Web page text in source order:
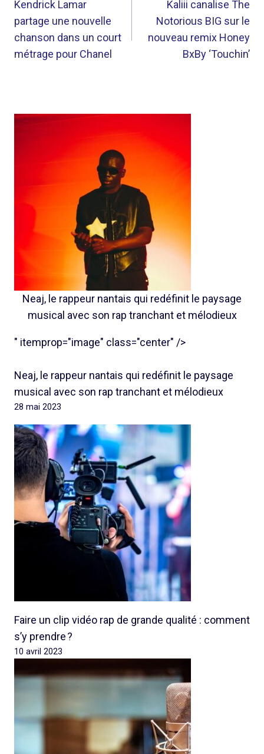
DE
L’ARTICLE
Kendrick Lamar
partage une nouvelle
chanson dans un court
métrage pour Chanel
Kaliii canalise The
Notorious BIG sur le
nouveau remix Honey
BxBy ‘Touchin’
Neaj, le rappeur nantais qui redéfinit le paysage
musical avec son rap tranchant et mélodieux
" itemprop="image" class="center" />
Neaj, le rappeur nantais qui redéfinit le paysage
musical avec son rap tranchant et mélodieux
28 mai 2023
Faire un clip vidéo rap de grande qualité : comment
s’y prendre ?
10 avril 2023